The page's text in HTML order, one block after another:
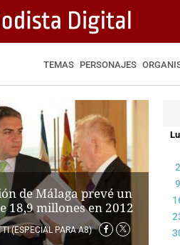
TEMAS PERSONAJES
de Málaga prevé un
18,9 millones en 2012
(ESPECIAL PARA A8)
2
9